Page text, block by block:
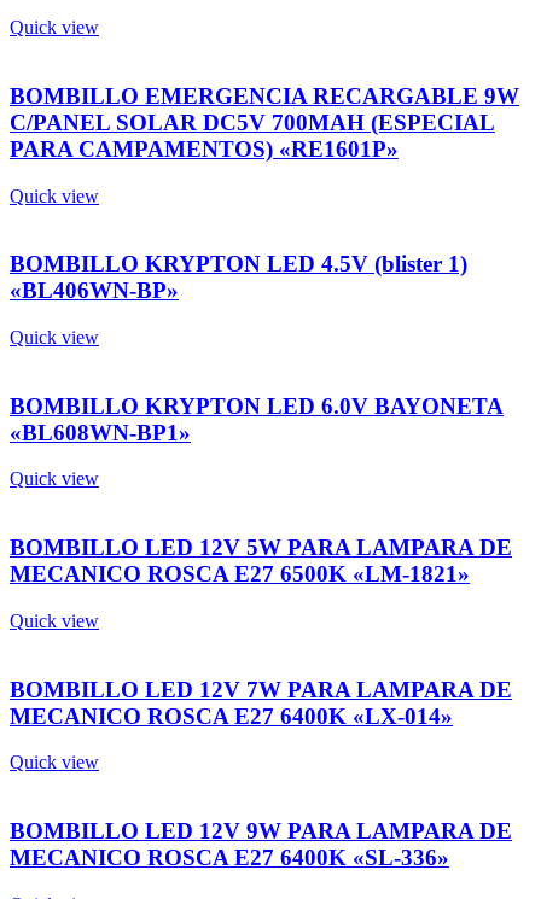
Quick view
BOMBILLO EMERGENCIA RECARGABLE 9W
C/PANEL SOLAR DC5V 700MAH (ESPECIAL
PARA CAMPAMENTOS) «RE1601P»
Quick view
BOMBILLO KRYPTON LED 4.5V (blister 1)
«BL406WN-BP»
Quick view
BOMBILLO KRYPTON LED 6.0V BAYONETA
«BL608WN-BP1»
Quick view
BOMBILLO LED 12V 5W PARA LAMPARA DE
MECANICO ROSCA E27 6500K «LM-1821»
Quick view
BOMBILLO LED 12V 7W PARA LAMPARA DE
MECANICO ROSCA E27 6400K «LX-014»
Quick view
BOMBILLO LED 12V 9W PARA LAMPARA DE
MECANICO ROSCA E27 6400K «SL-336»